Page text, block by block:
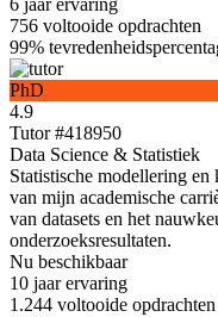
756 voltooide opdrachten
99%
PhD
4.9
Tutor #418950
Data Science & Statistiek
Statistische modellering
van mijn academische
van datasets en het
onderzoeksresultaten.
Nu beschikbaar
10 jaarervaring
1.244 voltooide opdrachten